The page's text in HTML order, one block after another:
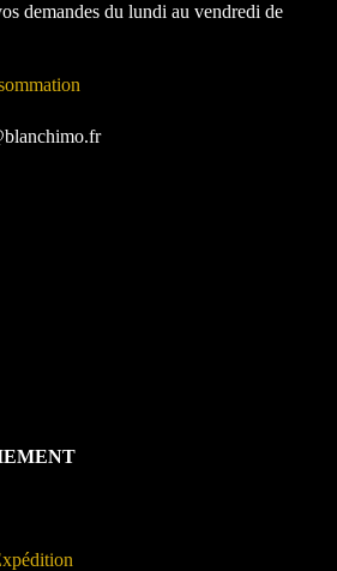
demandes du lundi au vendredi de